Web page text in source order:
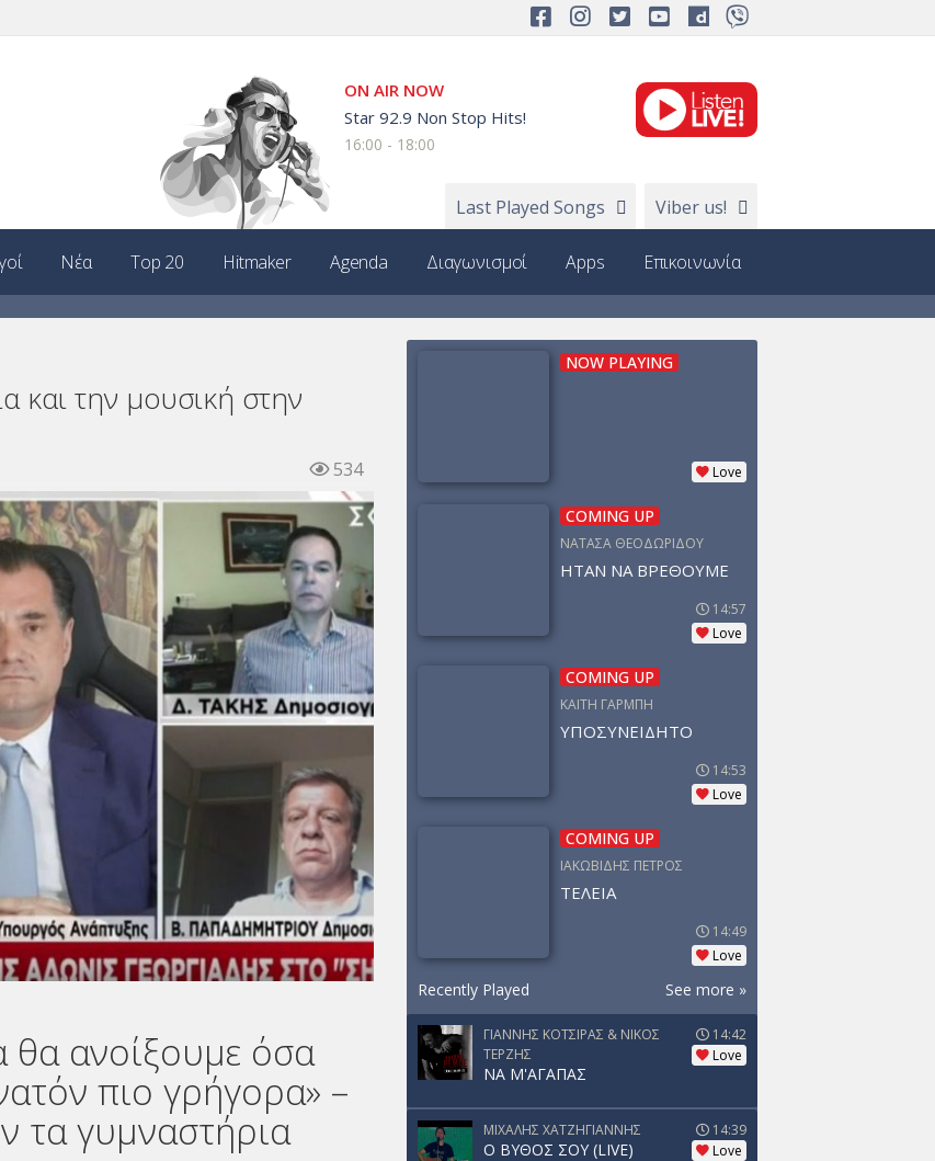
ON AIR NOW
Star 92.9 Non Stop Hits!
16:00 - 18:00
Last Played Songs Viber us!
Νέα Top 20 Hitmaker Agenda Διαγωνισμοί Apps Επικοινωνία
και την μουσική στην
534
θα ανοίξουμε όσα
πιο γρήγορα» –
τα γυμναστήρια
NOW PLAYING
Love
COMING UP
ΝΑΤΑΣΑ ΘΕΟΔΩΡΙΔΟΥ
ΗΤΑΝ ΝΑ ΒΡΕΘΟΥΜΕ
14:57
Love
COMING UP
ΚΑΙΤΗ ΓΑΡΜΠΗ
ΥΠΟΣΥΝΕΙΔΗΤΟ
14:53
Love
COMING UP
ΙΑΚΩΒΙΔΗΣ ΠΕΤΡΟΣ
ΤΕΛΕΙΑ
14:49
Love
Recently Played See more »
ΓΙΑΝΝΗΣ ΚΟΤΣΙΡΑΣ & ΝΙΚΟΣ
ΤΕΡΖΗΣ
ΝΑ Μ'ΑΓΑΠΑΣ
14:42
Love
ΜΙΧΑΛΗΣ ΧΑΤΖΗΓΙΑΝΝΗΣ
Ο ΒΥΘΟΣ ΣΟΥ (LIVE)
14:39
Love